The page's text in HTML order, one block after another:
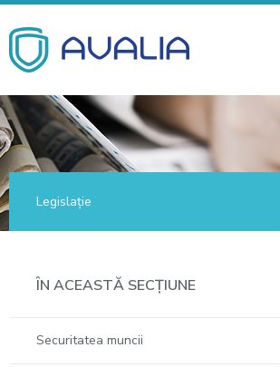
Legislație
ÎN ACEASTĂ SECȚIUNE
Securitatea muncii